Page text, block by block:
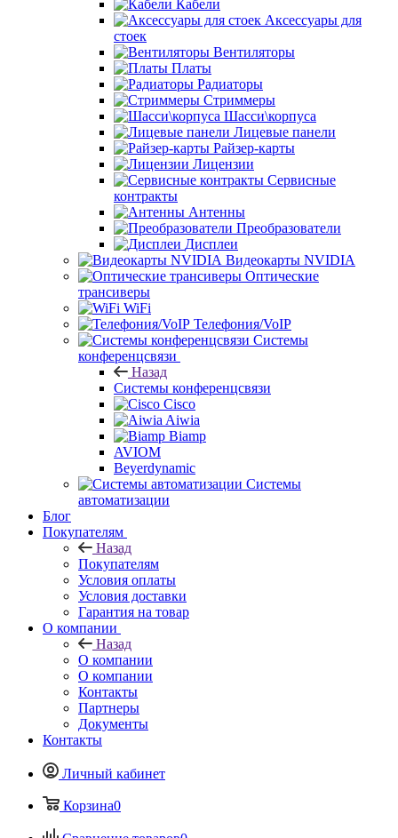
Кабели
Аксессуары для
стоек
Вентиляторы
Платы
Радиаторы
Стриммеры
Шасси\корпуса
Лицевые панели
Райзер-карты
Лицензии
Сервисные
контракты
Антенны
Преобразователи
Дисплеи
Видеокарты NVIDIA
Оптические
трансиверы
WiFi
Телефония/VoIP
Системы
конференцсвязи
Назад
Системы конференцсвязи
Cisco
Aiwia
Biamp
AVIOM
Beyerdynamic
Системы
автоматизации
Блог
Покупателям
Назад
Покупателям
Условия оплаты
Условия доставки
Гарантия на товар
О компании
Назад
О компании
О компании
Контакты
Партнеры
Документы
Контакты
Личный кабинет
Корзина0